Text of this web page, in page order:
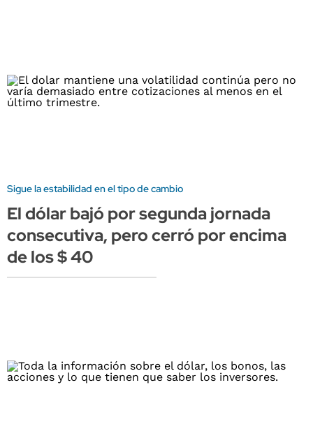
Sigue la estabilidad en el tipo de cambio
El dólar bajó por segunda jornada
consecutiva, pero cerró por encima
de los $ 40